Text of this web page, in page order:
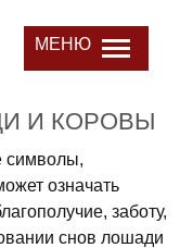
МЕНЮ
И КОРОВЫ
символы,
означать
заботу,
снов лошади